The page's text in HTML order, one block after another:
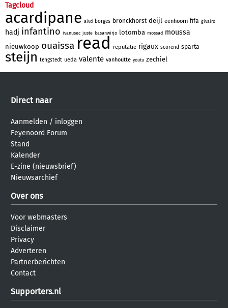
Tagcloud
acardipane aivd borges bronckhorst deijl eenhoorn fifa givairo
hadj infantino ivanusec juste kasanwirjo lotomba mossad moussa
nieuwkoop ouaissa read reputatie rigaux scorend sparta
steijn tengstedt ueda valente vanhoutte youtu zechiel
Direct naar
Aanmelden / inloggen
Feyenoord Forum
Stand
Kalender
E-zine (nieuwsbrief)
Nieuwsarchief
Over ons
Voor webmasters
Disclaimer
Privacy
Adverteren
Partnerberichten
Contact
Supporters.nl